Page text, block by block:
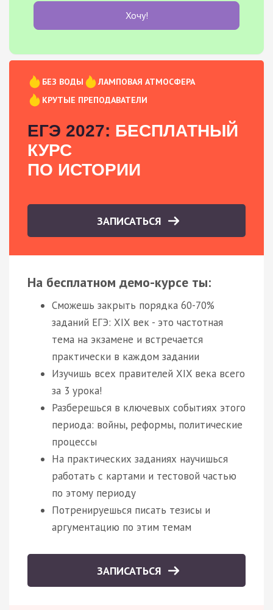
Хочу!
БЕЗ ВОДЫ
ЛАМПОВАЯ АТМОСФЕРА
КРУТЫЕ ПРЕПОДАВАТЕЛИ
ЕГЭ 2027: БЕСПЛАТНЫЙ
КУРС
ПО ИСТОРИИ
ЗАПИСАТЬСЯ
На бесплатном демо-курсе ты:
Сможешь закрыть порядка 60-70%
заданий ЕГЭ: XIX век - это частотная
тема на экзамене и встречается
практически в каждом задании
Изучишь всех правителей XIX века всего
за 3 урока!
Разберешься в ключевых событиях этого
периода: войны, реформы, политические
процессы
На практических заданиях научишься
работать с картами и тестовой частью
по этому периоду
Потренируешься писать тезисы и
аргументацию по этим темам
ЗАПИСАТЬСЯ